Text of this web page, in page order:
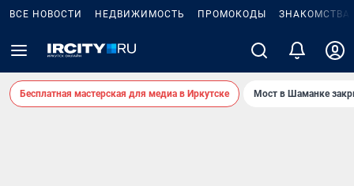
ВСЕ НОВОСТИ НЕДВИЖИМОСТЬ ПРОМОКОДЫ ЗНАКОМСТВА
Бесплатная мастерская для медиа в Иркутске Мост в Шаманке